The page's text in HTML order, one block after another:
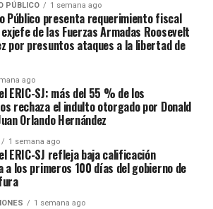
PÚBLICO 1 semana ago
Público presenta requerimiento fiscal
de las Fuerzas Armadas Roosevelt
por presuntos ataques a la libertad de
ago
ERIC-SJ: más del 55 % de los
rechaza el indulto otorgado por Donald
Orlando Hernández
1 semana ago
ERIC-SJ refleja baja calificación
a los primeros 100 días del gobierno de
1 semana ago